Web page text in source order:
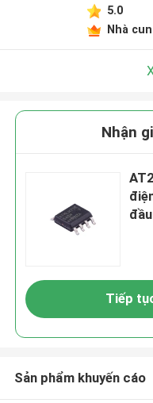
5.0
Nhà
Nhận
Tiếp
Sản phẩm khuyến cáo